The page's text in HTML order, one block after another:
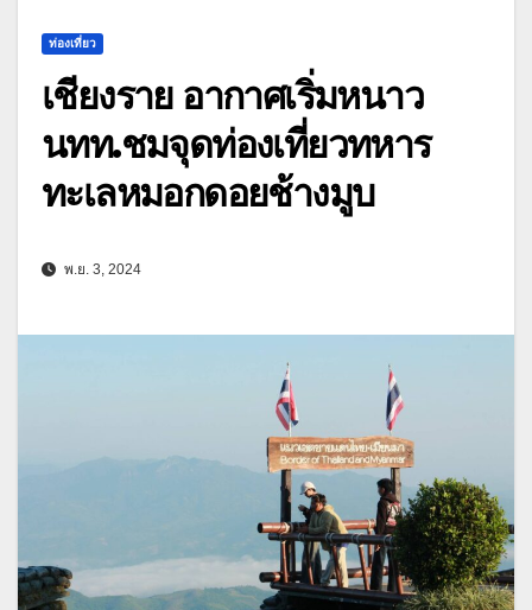
ท่องเที่ยว
เชียงราย อากาศเริ่มหนาว
นทท.ชมจุดท่องเที่ยวทหาร
ทะเลหมอกดอยช้างมูบ
พ.ย. 3, 2024